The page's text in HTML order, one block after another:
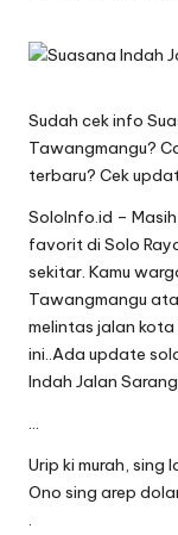
Sudah cek info
Tawangmangu?
terbaru? Cek
SoloInfo.id –
favorit di Solo
sekitar. Kamu
Tawangmangu
melintas jalan
ini..Ada update
Indah Jalan
…
Urip ki murah, sing
Ono sing arep
.